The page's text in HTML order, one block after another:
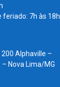
feriado: 7h às 18h
200 Alphaville –
– Nova Lima/MG